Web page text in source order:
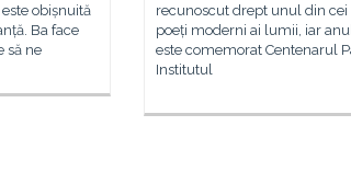
obișnuită
Ba face
să ne
recunoscut drept unul din
poeți moderni ai lumii, iar
este comemorat Centenarul
Institutul